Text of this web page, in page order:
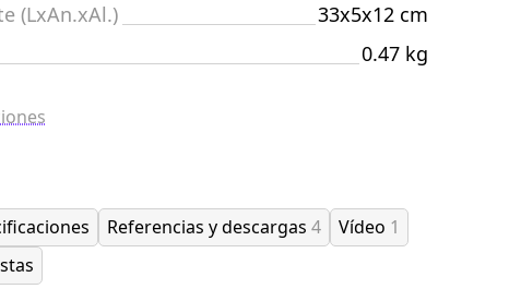
(LxAn.xAl.)
33x5x12 cm
0.47 kg
Referencias y descargas 4 Vídeo 1